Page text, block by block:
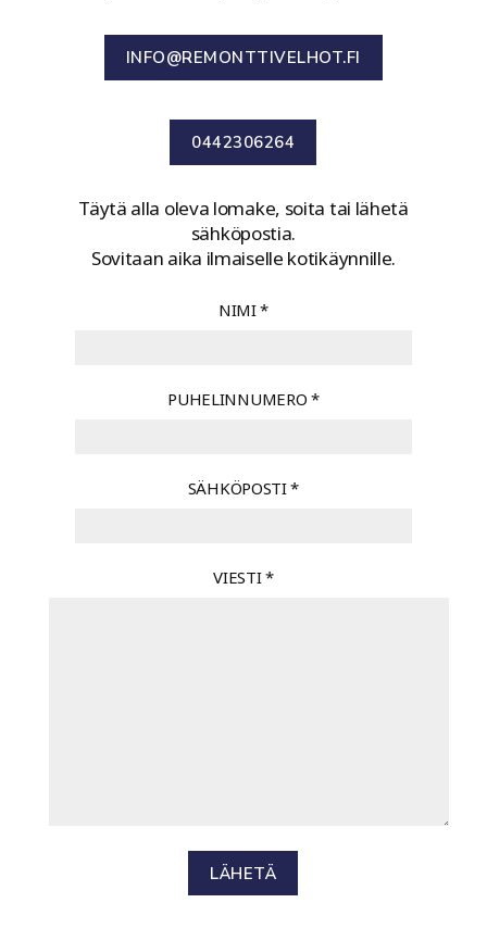
INFO@REMONTTIVELHOT.FI
0442306264
Täytä alla oleva lomake, soita tai lähetä
sähköpostia.
Sovitaan aika ilmaiselle kotikäynnille.
NIMI*
PUHELINNUMERO*
SÄHKÖPOSTI*
VIESTI*
LÄHETÄ